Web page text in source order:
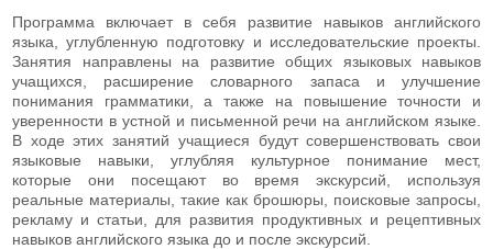
Программа включает в себя развитие навыков английского
языка, углубленную подготовку и исследовательские проекты.
Занятия направлены на развитие общих языковых навыков
учащихся, расширение словарного запаса и улучшение
понимания грамматики, а также на повышение точности и
уверенности в устной и письменной речи на английском языке.
В ходе этих занятий учащиеся будут совершенствовать свои
языковые навыки, углубляя культурное понимание мест,
которые они посещают во время экскурсий, используя
реальные материалы, такие как брошюры, поисковые запросы,
рекламу и статьи, для развития продуктивных и рецептивных
навыков английского языка до и после экскурсий.